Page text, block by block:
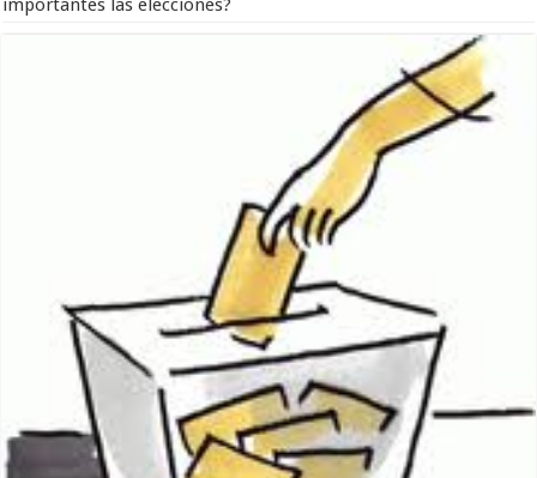
importantes las elecciones?